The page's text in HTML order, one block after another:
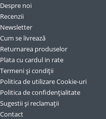
Despre noi
Recenzii
Newsletter
Cum se livrează
Returnarea produselor
Plata cu cardul in rate
Termeni și condiții
Politica de utilizare Cookie-uri
Politica de confidențialitate
Sugestii și reclamații
Contact